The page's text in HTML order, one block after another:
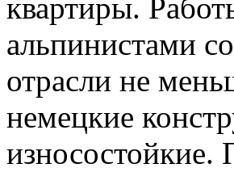
квартиры.
альпинистами
отрасли не
немецкие
износостойкие.